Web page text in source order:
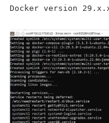
Docker version